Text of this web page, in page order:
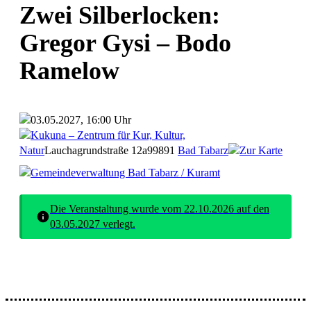
Zwei Silberlocken:
Gregor Gysi – Bodo
Ramelow
03.05.2027, 16:00 Uhr
Kukuna – Zentrum für Kur, Kultur,
NaturLauchagrundstraße 12a99891 Bad Tabarz
Zur Karte
Gemeindeverwaltung Bad Tabarz / Kuramt
Die Veranstaltung wurde vom 22.10.2026 auf den
03.05.2027 verlegt.